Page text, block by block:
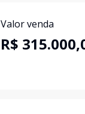
Valor venda
R$